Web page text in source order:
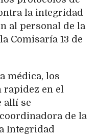
la integridad
al personal de la
Comisaría 13 de
médica, los
en el
allí se
de la
Integridad